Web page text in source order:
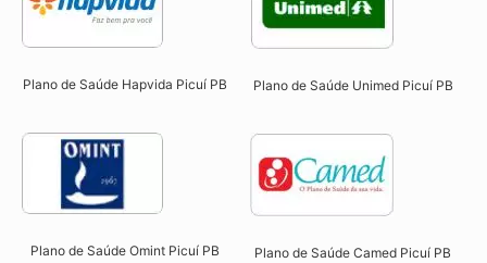
Plano de Saúde Hapvida Picuí PB​ Plano de Saúde Unimed Picuí PB
Plano de Saúde Omint Picuí PB​ Plano de Saúde Camed Picuí PB